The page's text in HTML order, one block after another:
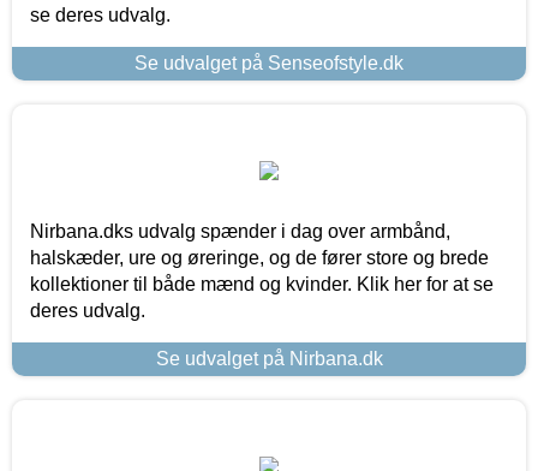
se deres udvalg.
Se udvalget på Senseofstyle.dk
Nirbana.dks udvalg spænder i dag over armbånd,
halskæder, ure og øreringe, og de fører store og brede
kollektioner til både mænd og kvinder. Klik her for at se
deres udvalg.
Se udvalget på Nirbana.dk